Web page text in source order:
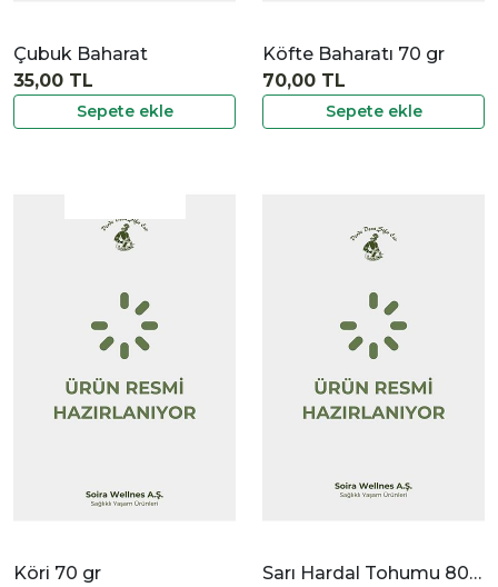
Çubuk Baharat
Sepete ekle
35,00 TL
Köfte Baharatı 70 gr
Sepete ekle
70,00 TL
Köri 70 gr Sarı Hardal Tohumu 80 Gr